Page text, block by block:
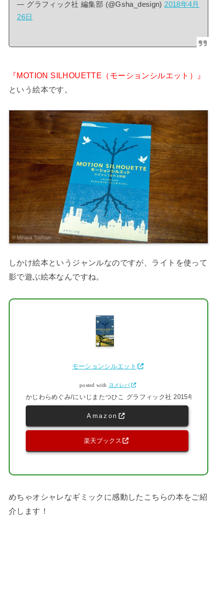
— グラフィック社 編集部 (@Gsha_design)2018年4月
26日
『MOTION SILHOUETTE（モーションシルエット）』
という絵本です。
しかけ絵本というジャンルなのですが、ライトを使って
影で遊ぶ絵本なんですね。
モーションシルエット
posted with ヨメレバ
かじわらめぐみ/にいじまたつひこ グラフィック社 2015年10月
Amazon
楽天ブックス
めちゃオシャレなギミックに感動したこちらの本をご紹
介します！